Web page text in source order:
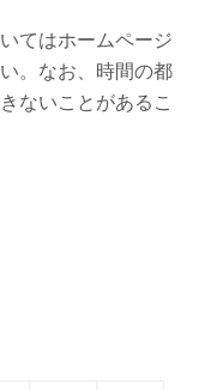
てはホームページ
。なお、時間の都
ないことがあるこ